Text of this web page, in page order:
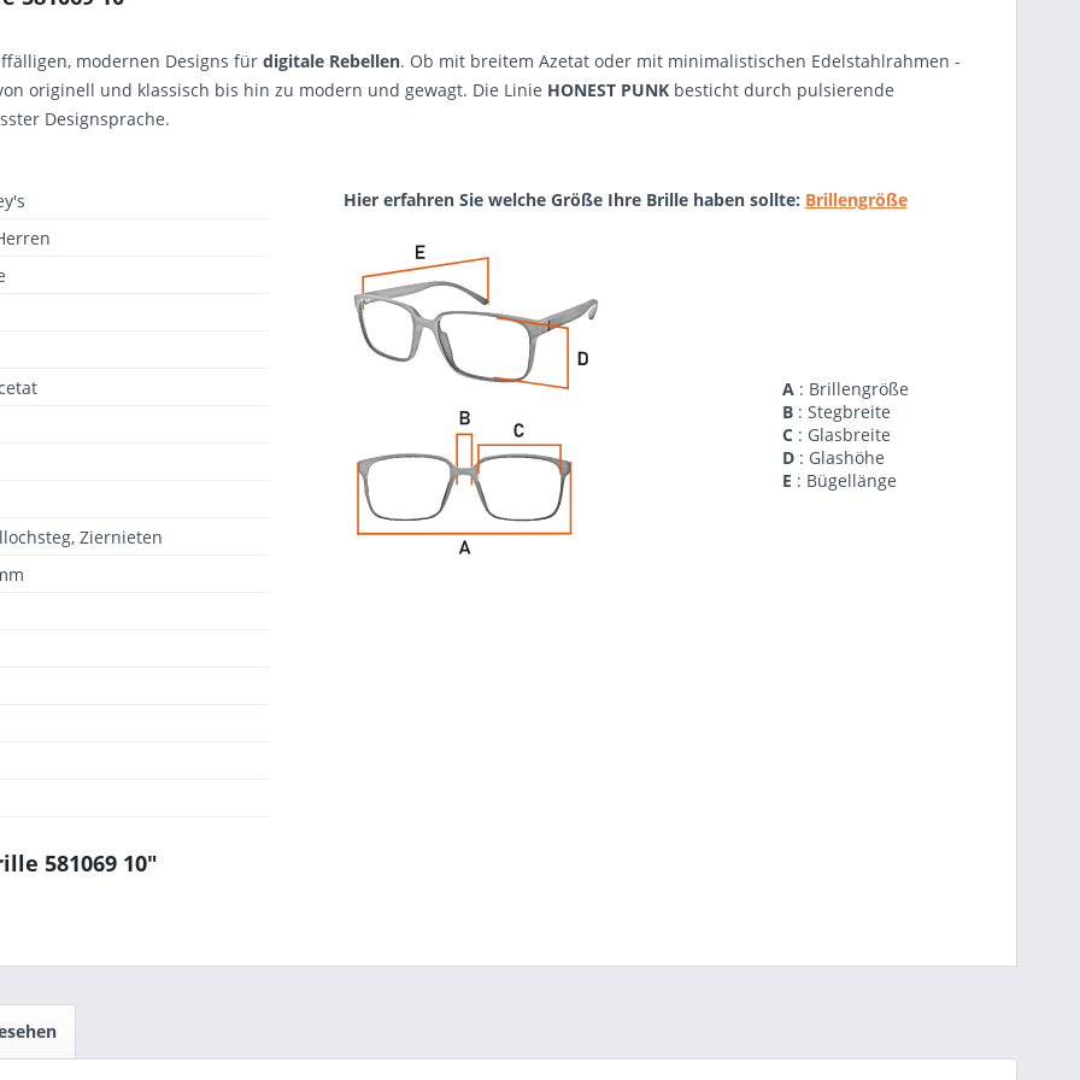
modernen Designs für digitale Rebellen. Ob mit breitem Azetat oder mit minimalistischen Edelstahlrahmen -
originell und klassisch bis hin zu modern und gewagt. Die Linie HONEST PUNK besticht durch pulsierende
Designsprache.
Ziernieten
Hier erfahren Sie welche Größe Ihre Brille haben sollte: Brillengröße
A : Brillengröße
B : Stegbreite
C : Glasbreite
D : Glashöhe
E : Bügellänge
581069 10"